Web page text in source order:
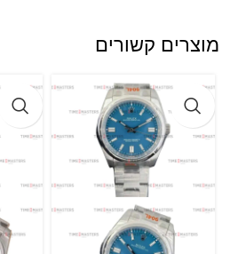
מוצרים קשורים